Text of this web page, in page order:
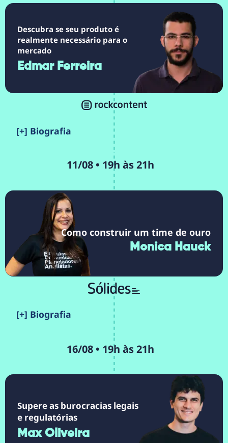
Descubra se seu produto é
realmente necessário para o
mercado
Edmar Ferreira
[+] Biografia
11/08 • 19h às 21h
Como construir um time de ouro
Monica Hauck
[+] Biografia
16/08 • 19h às 21h
Supere as burocracias legais
e regulatórias
Max Oliveira